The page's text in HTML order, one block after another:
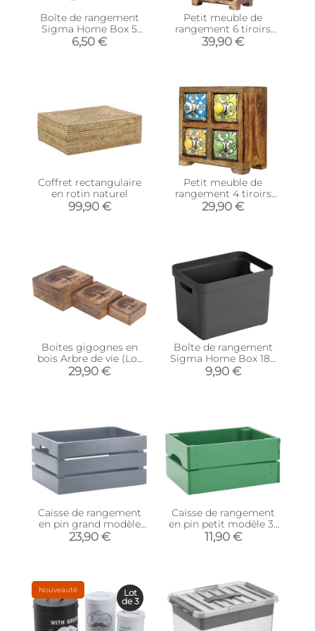
Boîte de rangement
Sigma Home Box 5
litres (Anthracite)
6,50 €
Petit meuble de
rangement 6 tiroirs
colorés
39,90 €
Coffret rectangulaire
en rotin naturel
99,90 €
Petit meuble de
rangement 4 tiroirs
colorés
29,90 €
Boites gigognes en
bois Arbre de vie (Lot
de 3)
29,90 €
Boîte de rangement
Sigma Home Box 18L
(Gris anthracite)
9,90 €
Caisse de rangement
en pin grand modèle
46 x 31 x 25 cm (Gris)
23,90 €
Caisse de rangement
en pin petit modèle 31
x 23 x 15 cm (Vert
menthe)
11,90 €
Nouveauté
Lot
de 3